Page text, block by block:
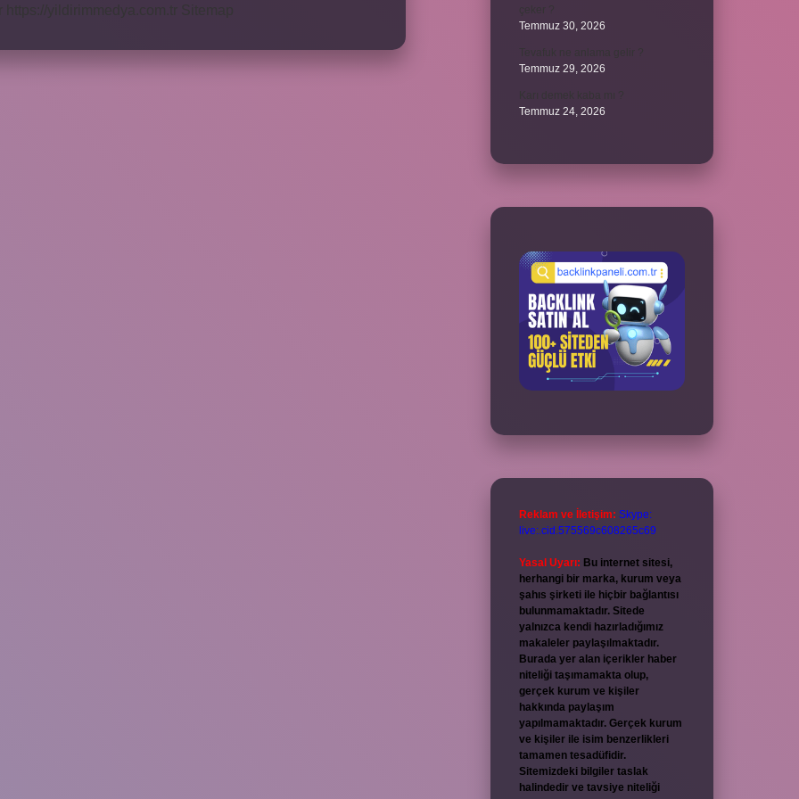
Temmuz 30, 2026
Temmuz 29, 2026
Temmuz 24, 2026
Reklam ve İletişim: Skype:
live:.cid.575569c608265c69
Yasal Uyarı: Bu internet sitesi,
herhangi bir marka, kurum veya
şahıs şirketi ile hiçbir bağlantısı
bulunmamaktadır. Sitede
yalnızca kendi hazırladığımız
makaleler paylaşılmaktadır.
Burada yer alan içerikler haber
niteliği taşımamakta olup,
gerçek kurum ve kişiler
hakkında paylaşım
yapılmamaktadır. Gerçek kurum
ve kişiler ile isim benzerlikleri
tamamen tesadüfidir.
Sitemizdeki bilgiler taslak
halindedir ve tavsiye niteliği